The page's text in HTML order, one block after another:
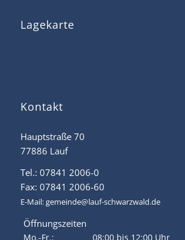
Lagekarte
Kontakt
Hauptstraße 70
77886 Lauf
Tel.: 07841 2006-0
Fax: 07841 2006-60
E-Mail:gemeinde@lauf-schwarzwald.de
Öffnungszeiten
Mo.-Fr.: 08:00 bis 12:00 Uhr